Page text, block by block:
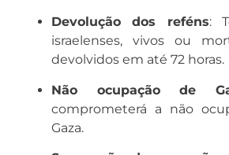
Devolução dos reféns:
israelenses, vivos ou
devolvidos em até 72 horas.
Não ocupação de
comprometerá a não
Gaza.